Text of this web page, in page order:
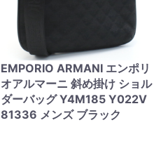
EMPORIO ARMANI エンポリ
オアルマーニ 斜め掛け ショル
ダーバッグ Y4M185 Y022V
81336 メンズ ブラック